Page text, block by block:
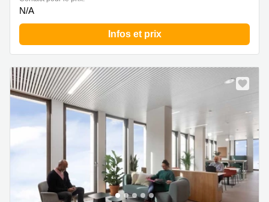
N/A
Infos et prix